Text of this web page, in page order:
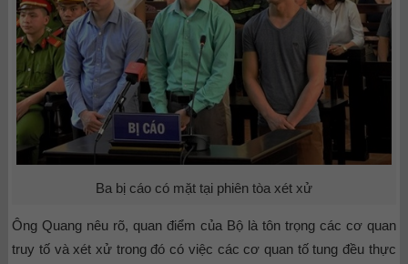
Ba bị cáo có mặt tại phiên tòa xét xử
Ông Quang nêu rõ, quan điểm của Bộ là tôn trọng các cơ quan
truy tố và xét xử trong đó có việc các cơ quan tố tung đều thực